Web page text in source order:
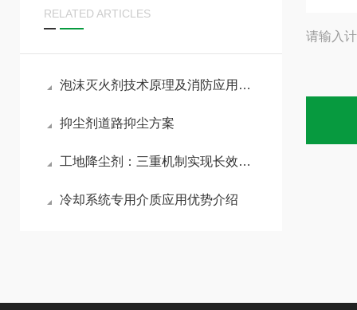
RELATED ARTICLES
泡沫灭火剂技术原理及消防应用性能分析
抑尘剂道路抑尘方案
工地降尘剂：三重机制实现长效锁尘
冷却系统专用介质应用优势介绍
请输入